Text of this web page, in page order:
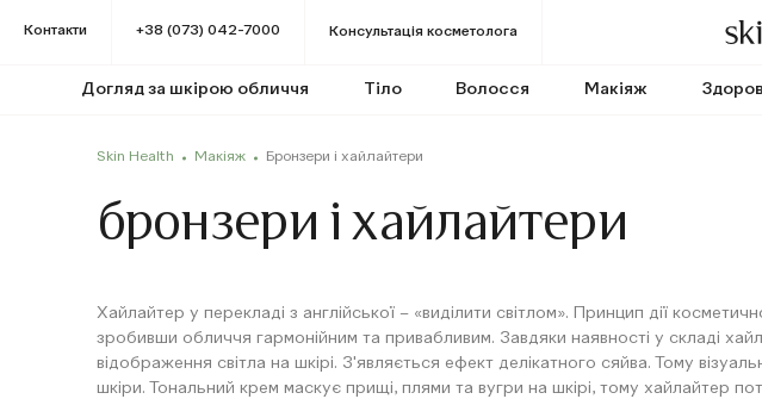
Контакти +38 (073) 042-7000 Консультація косметолога
Догляд за шкірою обличчя Тіло Волосся Макіяж
Skin Health Макіяж Бронзери і хайлайтери
бронзери і хайлайтери
Хайлайтер у перекладі з англійської – «виділити світлом». Принцип дії
зробивши обличчя гармонійним та привабливим. Завдяки наявності у складі
відображення світла на шкірі. З'являється ефект делікатного сяйва. Тому
шкіри. Тональний крем маскує прищі, плями та вугри на шкірі, тому хайлайтер